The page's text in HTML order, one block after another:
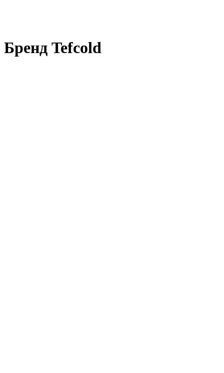
Бренд Tefcold